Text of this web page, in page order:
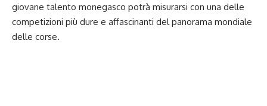
giovane talento monegasco potrà misurarsi con una delle
competizioni più dure e affascinanti del panorama mondiale
delle corse.